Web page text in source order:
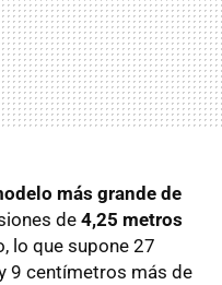
más grande de
de4,25 metros
lo que supone 27
9 centímetros más de